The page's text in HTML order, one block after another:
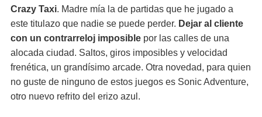
Crazy Taxi. Madre mía la de partidas que he jugado a
este titulazo que nadie se puede perder. Dejar al cliente
con un contrarreloj imposible por las calles de una
alocada ciudad. Saltos, giros imposibles y velocidad
frenética, un grandísimo arcade. Otra novedad, para quien
no guste de ninguno de estos juegos es Sonic Adventure,
otro nuevo refrito del erizo azul.